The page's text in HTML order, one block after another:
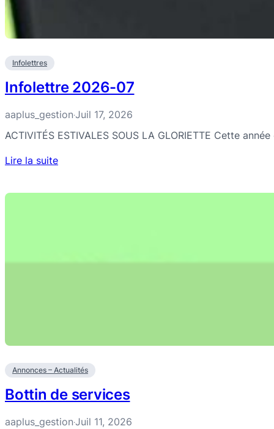
Infolettres
Infolettre 2026-07
aaplus_gestion·Juil 17, 2026
ACTIVITÉS ESTIVALES SOUS LA GLORIETTE Cette
Lire la suite
Annonces – Actualités
Bottin de services
aaplus_gestion·Juil 11, 2026